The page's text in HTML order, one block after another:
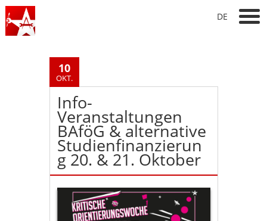
DE
10
OKT.
Info-
Veranstaltungen
BAföG & alternative
Studienfinanzierun
g 20. & 21. Oktober